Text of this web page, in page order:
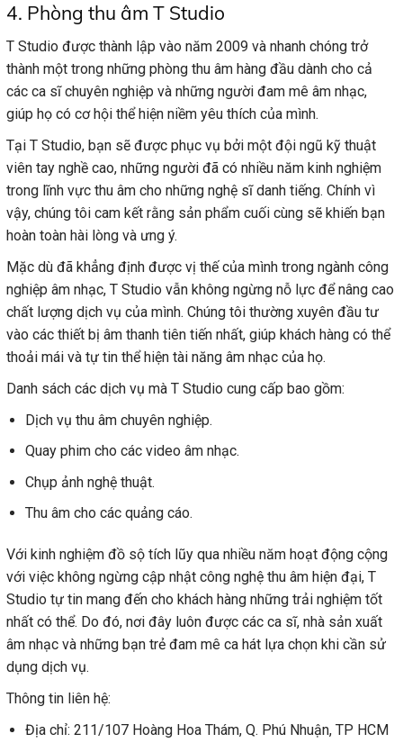
4. Phòng thu âm T Studio
T Studio được thành lập vào năm 2009 và nhanh chóng trở
thành một trong những phòng thu âm hàng đầu dành cho cả
các ca sĩ chuyên nghiệp và những người đam mê âm nhạc,
giúp họ có cơ hội thể hiện niềm yêu thích của mình.
Tại T Studio, bạn sẽ được phục vụ bởi một đội ngũ kỹ thuật
viên tay nghề cao, những người đã có nhiều năm kinh nghiệm
trong lĩnh vực thu âm cho những nghệ sĩ danh tiếng. Chính vì
vậy, chúng tôi cam kết rằng sản phẩm cuối cùng sẽ khiến bạn
hoàn toàn hài lòng và ưng ý.
Mặc dù đã khẳng định được vị thế của mình trong ngành công
nghiệp âm nhạc, T Studio vẫn không ngừng nỗ lực để nâng cao
chất lượng dịch vụ của mình. Chúng tôi thường xuyên đầu tư
vào các thiết bị âm thanh tiên tiến nhất, giúp khách hàng có thể
thoải mái và tự tin thể hiện tài năng âm nhạc của họ.
Danh sách các dịch vụ mà T Studio cung cấp bao gồm:
Dịch vụ thu âm chuyên nghiệp.
Quay phim cho các video âm nhạc.
Chụp ảnh nghệ thuật.
Thu âm cho các quảng cáo.
Với kinh nghiệm đồ sộ tích lũy qua nhiều năm hoạt động cộng
với việc không ngừng cập nhật công nghệ thu âm hiện đại, T
Studio tự tin mang đến cho khách hàng những trải nghiệm tốt
nhất có thể. Do đó, nơi đây luôn được các ca sĩ, nhà sản xuất
âm nhạc và những bạn trẻ đam mê ca hát lựa chọn khi cần sử
dụng dịch vụ.
Thông tin liên hệ:
Địa chỉ: 211/107 Hoàng Hoa Thám, Q. Phú Nhuận, TP HCM